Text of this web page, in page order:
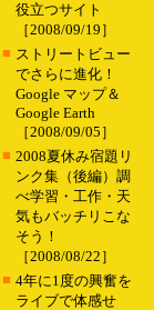
役立つサイト
［2008/09/19］
■ ストリートビュー
でさらに進化！
Google マップ＆
Google Earth
［2008/09/05］
■ 2008夏休み宿題リ
ンク集（後編）調
べ学習・工作・天
気もバッチリこな
そう！
［2008/08/22］
■ 4年に1度の興奮を
ライブで体感せ